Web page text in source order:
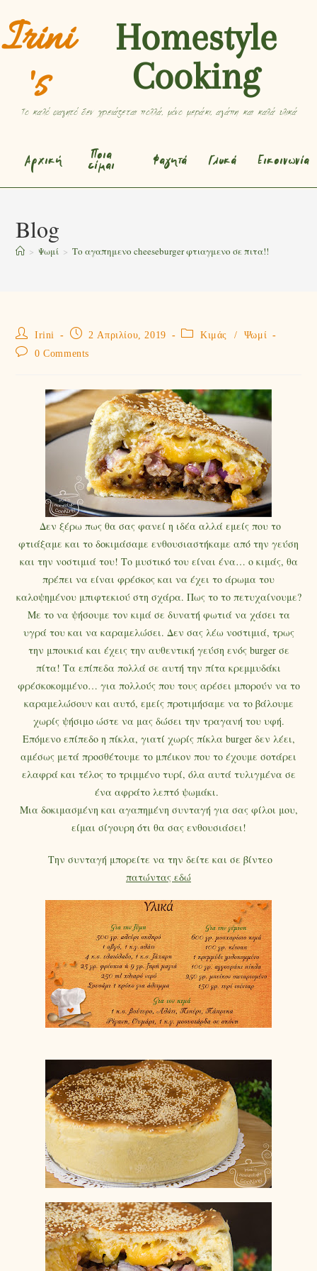
Irini
's
Homestyle
Cooking
Το καλό φαγητό δεν χρειάζεται πολλά, μόνο μεράκι, αγάπη και καλά υλικά
Αρχική
Ποια
είμαι
Φαγητά Γλυκά Εικοινωνία
Blog
> Ψωμί > Το αγαπημενο cheeseburger φτιαγμενο σε πιτα!!
Irini 2 Απριλίου, 2019 Κιμάς /
Ψωμί
0 Comments
Δεν ξέρω πως θα σας φανεί η ιδέα αλλά εμείς που το
φτιάξαμε και το δοκιμάσαμε ενθουσιαστήκαμε από την γεύση
και την νοστιμιά του! Το μυστικό του είναι ένα… ο κιμάς, θα
πρέπει να είναι φρέσκος και να έχει το άρωμα του
καλοψημένου μπιφτεκιού στη σχάρα. Πως το το πετυχαίνουμε?
Με το να ψήσουμε τον κιμά σε δυνατή φωτιά να χάσει τα
υγρά του και να καραμελώσει. Δεν σας λέω νοστιμιά, τρως
την μπουκιά και έχεις την αυθεντική γεύση ενός burger σε
πίτα! Τα επίπεδα πολλά σε αυτή την πίτα κρεμμυδάκι
φρέσκοκομμένο… για πολλούς που τους αρέσει μπορούν να το
καραμελώσουν και αυτό, εμείς προτιμήσαμε να το βάλουμε
χωρίς ψήσιμο ώστε να μας δώσει την τραγανή του υφή.
Επόμενο επίπεδο η πίκλα, γιατί χωρίς πίκλα burger δεν λέει,
αμέσως μετά προσθέτουμε το μπέικον που το έχουμε σοτάρει
ελαφρά και τέλος το τριμμένο τυρί, όλα αυτά τυλιγμένα σε
ένα αφράτο λεπτό ψωμάκι.
Μια δοκιμασμένη και αγαπημένη συνταγή για σας φίλοι μου,
είμαι σίγουρη ότι θα σας ενθουσιάσει!
Την συνταγή μπορείτε να την δείτε και σε βίντεο
πατώντας εδώ